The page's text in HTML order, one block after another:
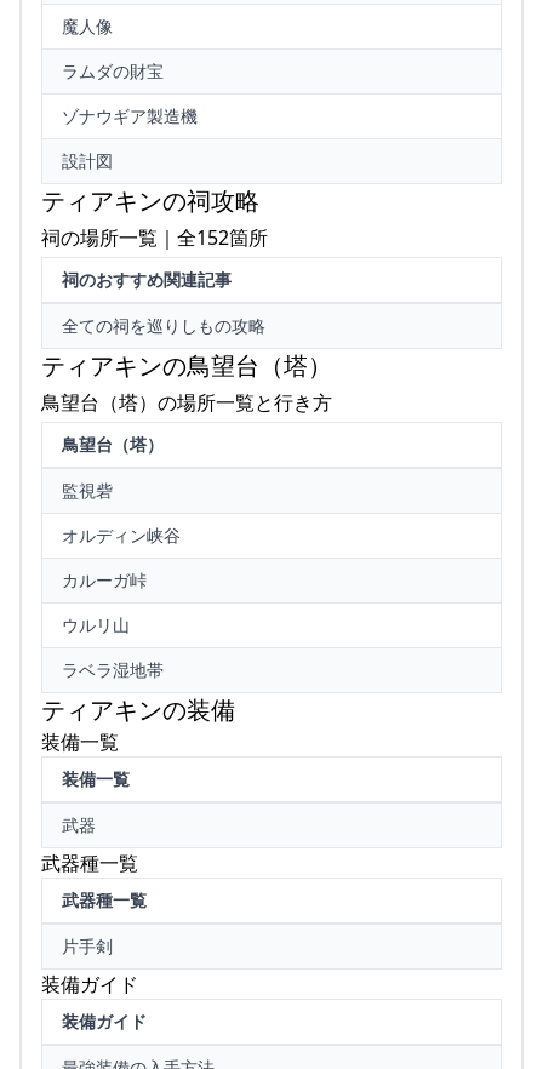
魔人像
ラムダの財宝
ゾナウギア製造機
設計図
ティアキンの祠攻略
祠の場所一覧｜全152箇所
祠のおすすめ関連記事
全ての祠を巡りしもの攻略
ティアキンの鳥望台（塔）
鳥望台（塔）の場所一覧と行き方
鳥望台（塔）
監視砦
オルディン峡谷
カルーガ峠
ウルリ山
ラベラ湿地帯
ティアキンの装備
装備一覧
装備一覧
武器
武器種一覧
武器種一覧
片手剣
装備ガイド
装備ガイド